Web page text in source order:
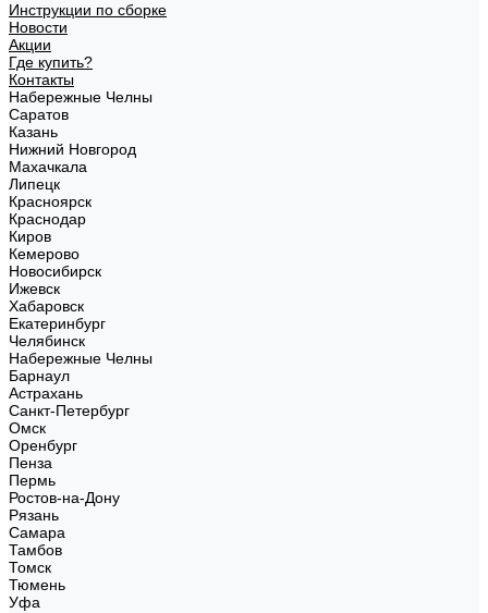
Инструкции по сборке
Новости
Акции
Где купить?
Контакты
Набережные Челны
Саратов
Казань
Нижний Новгород
Махачкала
Липецк
Красноярск
Краснодар
Киров
Кемерово
Новосибирск
Ижевск
Хабаровск
Екатеринбург
Челябинск
Набережные Челны
Барнаул
Астрахань
Санкт-Петербург
Омск
Оренбург
Пенза
Пермь
Ростов-на-Дону
Рязань
Самара
Тамбов
Томск
Тюмень
Уфа